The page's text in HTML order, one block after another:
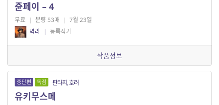
쥰페이 – 4
무료 | 분량 53매 | 7월 23일
벽라 | 등록작가
작품정보
중단편 독점 판타지, 호러
유키무스메